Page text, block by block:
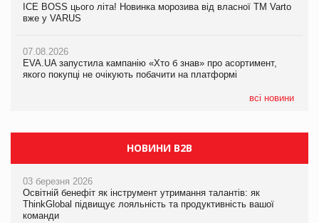
ICE BOSS цього літа! Новинка морозива від власної ТМ Varto
вже у VARUS
07.08.2026
EVA.UA запустила кампанію «Хто б знав» про асортимент,
якого покупці не очікують побачити на платформі
всі новини
06.08.2026
Смачна новинка для хвостатих: у VARUS з’явилися паучі
05.08.2026
Мережа супермаркетів VARUS купує мережу магазинів
НОВИНИ B2B
03 березня 2026
Освітній бенефіт як інструмент утримання талантів: як
ThinkGlobal підвищує лояльність та продуктивність вашої
команди